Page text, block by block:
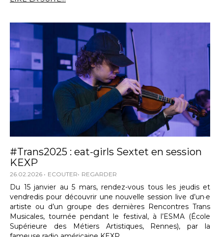
#Trans2025 : eat-girls Sextet en session
KEXP
26.02.2026 ECOUTER REGARDER
Du 15 janvier au 5 mars, rendez-vous tous les jeudis et
vendredis pour découvrir une nouvelle session live d’un·e
artiste ou d’un groupe des dernières Rencontres Trans
Musicales, tournée pendant le festival, à l’ESMA (École
Supérieure des Métiers Artistiques, Rennes), par la